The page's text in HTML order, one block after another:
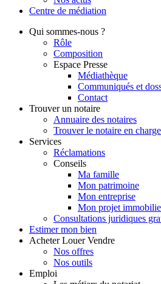
Centre de médiation
Qui sommes-nous ?
Rôle
Composition
Espace Presse
Médiathèque
Communiqués et
Contact
Trouver un notaire
Annuaire des notaires
Trouver le notaire en
Services
Réclamations
Conseils
Ma famille
Mon patrimoine
Mon entreprise
Mon projet
Consultations juridiques
Estimer mon bien
Acheter Louer Vendre
Nos offres
Nos outils
Emploi